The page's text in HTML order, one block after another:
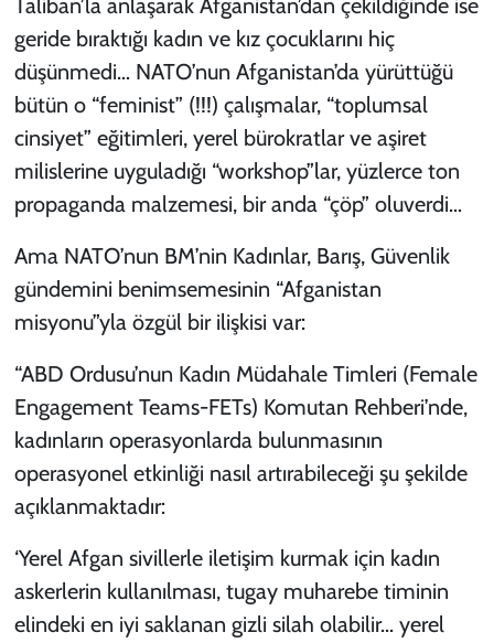
Taliban’la anlaşarak Afganistan’dan çekildiğinde ise
geride bıraktığı kadın ve kız çocuklarını hiç
düşünmedi… NATO’nun Afganistan’da yürüttüğü
bütün o “feminist” (!!!) çalışmalar, “toplumsal
cinsiyet” eğitimleri, yerel bürokratlar ve aşiret
milislerine uyguladığı “workshop”lar, yüzlerce ton
propaganda malzemesi, bir anda “çöp” oluverdi…
Ama NATO’nun BM’nin Kadınlar, Barış, Güvenlik
gündemini benimsemesinin “Afganistan
misyonu”yla özgül bir ilişkisi var:
“ABD Ordusu’nun Kadın Müdahale Timleri (Female
Engagement Teams-FETs) Komutan Rehberi’nde,
kadınların operasyonlarda bulunmasının
operasyonel etkinliği nasıl artırabileceği şu şekilde
açıklanmaktadır:
‘Yerel Afgan sivillerle iletişim kurmak için kadın
askerlerin kullanılması, tugay muharebe timinin
elindeki en iyi saklanan gizli silah olabilir... yerel